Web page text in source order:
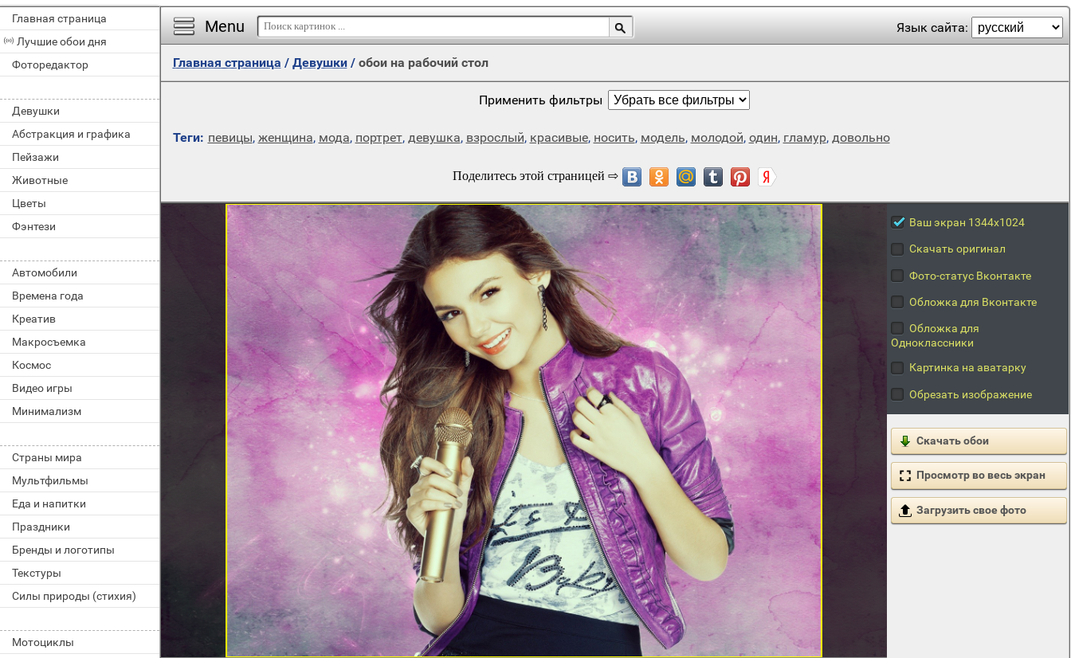
Главная страница
Лучшие обои дня
Фоторедактор
Девушки
Абстракция и графика
Пейзажи
Животные
Цветы
Фэнтези
Автомобили
Времена года
Креатив
Макросъемка
Космос
Видео игры
Минимализм
Страны мира
Мультфильмы
Еда и напитки
Праздники
Бренды и логотипы
Текстуры
Силы природы (стихия)
Мотоциклы
Menu Язык сайта:
Главная страница / Девушки/ обои на рабочий стол
Применить фильтры
Теги: певицы, женщина, мода, портрет, девушка, взрослый, красивые, носить, модель, молодой, один, гламур, довольно
Ваш экран 1344x1024
Скачать оригинал
Фото-статус Вконтакте
Обложка для Вконтакте
Обложка для
Одноклассники
Картинка на аватарку
Обрезать изображение
Скачать обои
Просмотр во весь экран
Загрузить свое фото